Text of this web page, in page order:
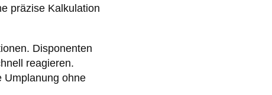
präzise Kalkulation
Disponenten
reagieren.
Umplanung ohne